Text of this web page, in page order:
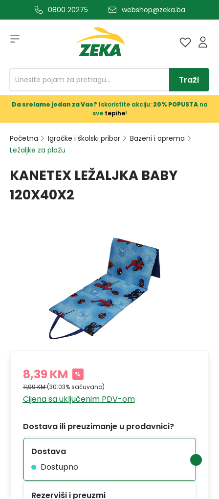
glavni sadržaj0800 20275 webshop@zeka.ba
Traži
Da srolamo jedan za Vas? Iskoristite akciju: 20% POPUSTAna
sve tepihe!
Početna Igračke i školski pribor
Bazeni i oprema
Ležaljke za plažu
KANETEX LEŽALJKA BABY
120X40X2
8,39 KM %
11,99 KM(30.03% sačuvano)
Cijena sa uključenim PDV-om
Dostava ili preuzimanje u prodavnici?
Dostava
Dostupno
Rezerviši i preuzmi